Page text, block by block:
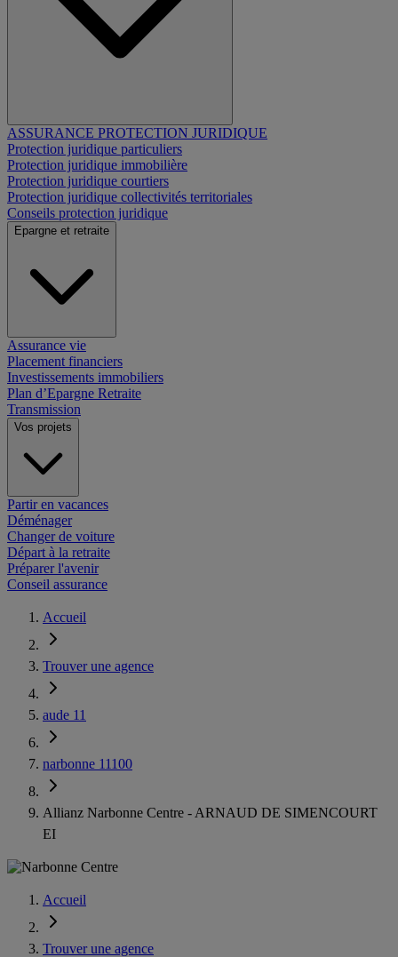
ASSURANCE PROTECTION JURIDIQUE
Protection juridique particuliers
Protection juridique immobilière
Protection juridique courtiers
Protection juridique collectivités territoriales
Conseils protection juridique
Epargne et retraite
Assurance vie
Placement financiers
Investissements immobiliers
Plan d’Epargne Retraite
Transmission
Vos projets
Partir en vacances
Déménager
Changer de voiture
Départ à la retraite
Préparer l'avenir
Conseil assurance
Accueil
Trouver une agence
aude 11
narbonne 11100
Allianz Narbonne Centre - ARNAUD DE SIMENCOURT
EI
Accueil
Trouver une agence